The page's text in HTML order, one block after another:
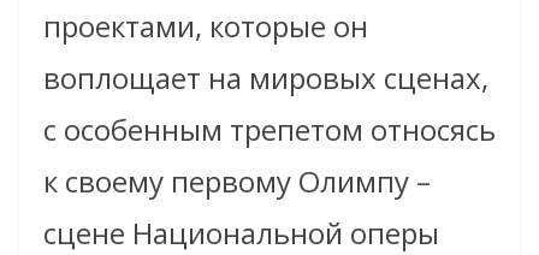
проектами, которые он
воплощает на мировых сценах,
с особенным трепетом относясь
к своему первому Олимпу –
сцене Национальной оперы